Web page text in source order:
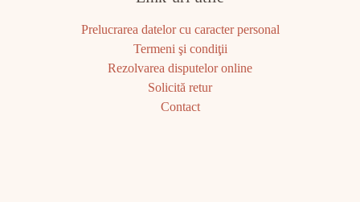
Prelucrarea datelor cu caracter personal
Termeni şi condiţii
Rezolvarea disputelor online
Solicită retur
Contact